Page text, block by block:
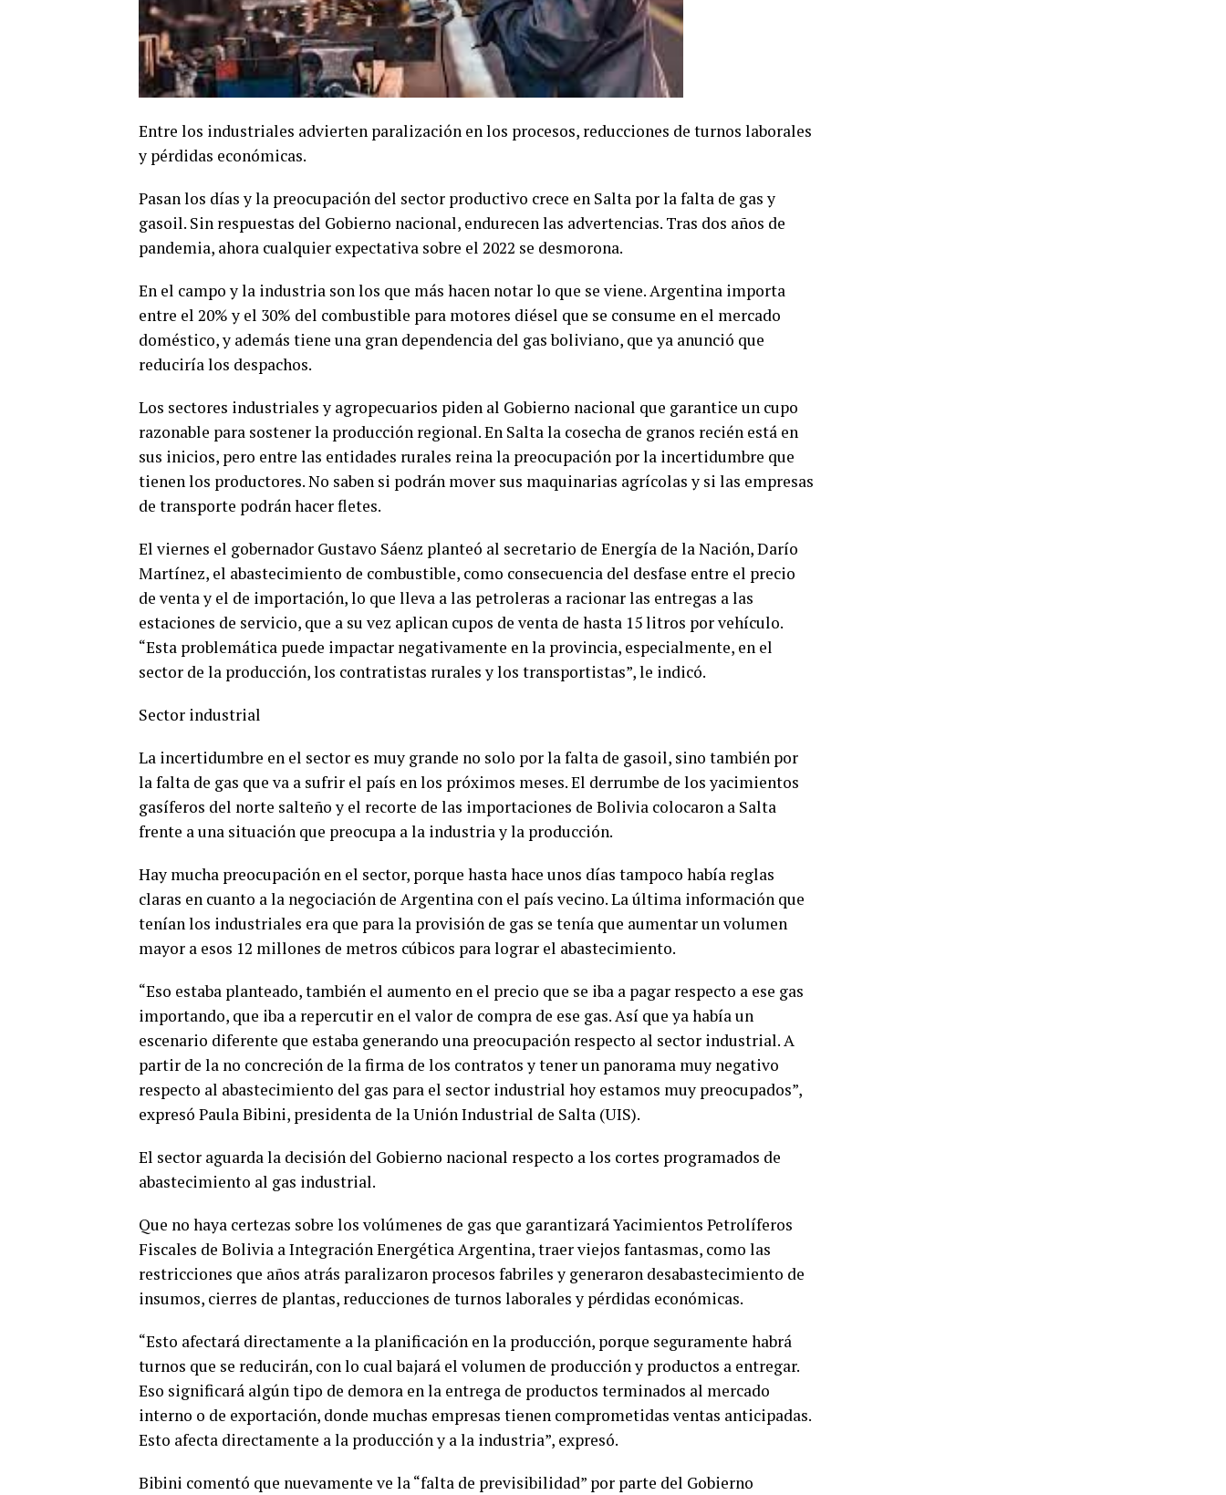
Entre los industriales advierten paralización en los procesos, reducciones de turnos laborales
y pérdidas económicas.
Pasan los días y la preocupación del sector productivo crece en Salta por la falta de gas y
gasoil. Sin respuestas del Gobierno nacional, endurecen las advertencias. Tras dos años de
pandemia, ahora cualquier expectativa sobre el 2022 se desmorona.
En el campo y la industria son los que más hacen notar lo que se viene. Argentina importa
entre el 20% y el 30% del combustible para motores diésel que se consume en el mercado
doméstico, y además tiene una gran dependencia del gas boliviano, que ya anunció que
reduciría los despachos.
Los sectores industriales y agropecuarios piden al Gobierno nacional que garantice un cupo
razonable para sostener la producción regional. En Salta la cosecha de granos recién está en
sus inicios, pero entre las entidades rurales reina la preocupación por la incertidumbre que
tienen los productores. No saben si podrán mover sus maquinarias agrícolas y si las empresas
de transporte podrán hacer fletes.
El viernes el gobernador Gustavo Sáenz planteó al secretario de Energía de la Nación, Darío
Martínez, el abastecimiento de combustible, como consecuencia del desfase entre el precio
de venta y el de importación, lo que lleva a las petroleras a racionar las entregas a las
estaciones de servicio, que a su vez aplican cupos de venta de hasta 15 litros por vehículo.
“Esta problemática puede impactar negativamente en la provincia, especialmente, en el
sector de la producción, los contratistas rurales y los transportistas”, le indicó.
Sector industrial
La incertidumbre en el sector es muy grande no solo por la falta de gasoil, sino también por
la falta de gas que va a sufrir el país en los próximos meses. El derrumbe de los yacimientos
gasíferos del norte salteño y el recorte de las importaciones de Bolivia colocaron a Salta
frente a una situación que preocupa a la industria y la producción.
Hay mucha preocupación en el sector, porque hasta hace unos días tampoco había reglas
claras en cuanto a la negociación de Argentina con el país vecino. La última información que
tenían los industriales era que para la provisión de gas se tenía que aumentar un volumen
mayor a esos 12 millones de metros cúbicos para lograr el abastecimiento.
“Eso estaba planteado, también el aumento en el precio que se iba a pagar respecto a ese gas
importando, que iba a repercutir en el valor de compra de ese gas. Así que ya había un
escenario diferente que estaba generando una preocupación respecto al sector industrial. A
partir de la no concreción de la firma de los contratos y tener un panorama muy negativo
respecto al abastecimiento del gas para el sector industrial hoy estamos muy preocupados”,
expresó Paula Bibini, presidenta de la Unión Industrial de Salta (UIS).
El sector aguarda la decisión del Gobierno nacional respecto a los cortes programados de
abastecimiento al gas industrial.
Que no haya certezas sobre los volúmenes de gas que garantizará Yacimientos Petrolíferos
Fiscales de Bolivia a Integración Energética Argentina, traer viejos fantasmas, como las
restricciones que años atrás paralizaron procesos fabriles y generaron desabastecimiento de
insumos, cierres de plantas, reducciones de turnos laborales y pérdidas económicas.
“Esto afectará directamente a la planificación en la producción, porque seguramente habrá
turnos que se reducirán, con lo cual bajará el volumen de producción y productos a entregar.
Eso significará algún tipo de demora en la entrega de productos terminados al mercado
interno o de exportación, donde muchas empresas tienen comprometidas ventas anticipadas.
Esto afecta directamente a la producción y a la industria”, expresó.
Bibini comentó que nuevamente ve la “falta de previsibilidad” por parte del Gobierno